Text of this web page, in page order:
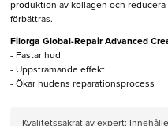
produktion av kollagen och
förbättras.
Filorga Global-Repair Advanced
- Fastar hud
- Uppstramande effekt
- Ökar hudens reparationsprocess
Kvalitetssäkrat av expert: